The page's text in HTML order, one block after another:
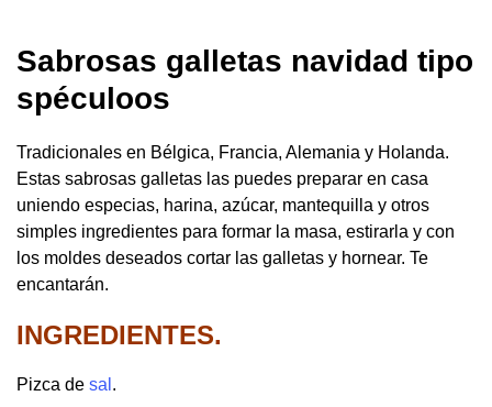
Sabrosas galletas navidad tipo
spéculoos
Tradicionales en Bélgica, Francia, Alemania y Holanda.
Estas sabrosas galletas las puedes preparar en casa
uniendo especias, harina, azúcar, mantequilla y otros
simples ingredientes para formar la masa, estirarla y con
los moldes deseados cortar las galletas y hornear. Te
encantarán.
INGREDIENTES.
Pizca de sal .